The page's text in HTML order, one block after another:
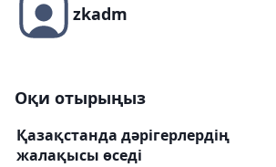
zkadm
Оқи отырыңыз
Қазақстанда дәрігерлердің
жалақысы өседі